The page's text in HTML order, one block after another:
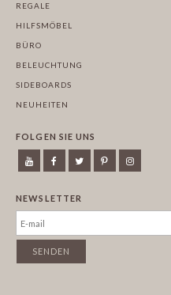
REGALE
HILFSMÖBEL
BÜRO
BELEUCHTUNG
SIDEBOARDS
NEUHEITEN
FOLGEN SIE UNS
NEWSLETTER